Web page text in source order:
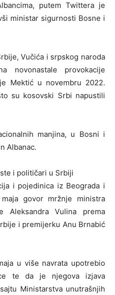
putem Twittera je
ministar sigurnosti Bosne i
Vučića i srpskog naroda
novonastale provokacije
Mektić u novembru 2022.
su kosovski Srbi napustili
manjina, u Bosni i
Albanac.
i političari u Srbiji
i pojedinica iz Beograda i
govor mržnje ministra
Aleksandra Vulina prema
i premijerku Anu Brnabić
u više navrata upotrebio
te da je njegova izjava
Ministarstva unutrašnjih